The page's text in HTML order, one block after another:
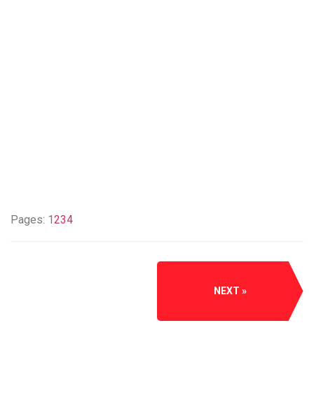
Pages: 1234
NEXT